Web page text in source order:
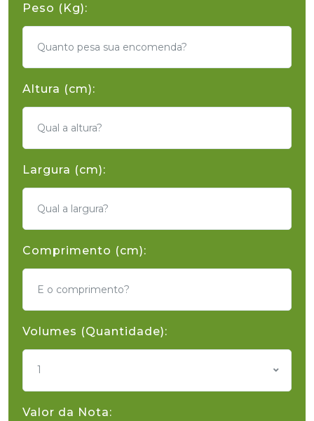
Peso (Kg):
Altura (cm):
Largura (cm):
Comprimento (cm):
Volumes (Quantidade):
1
Valor da Nota: